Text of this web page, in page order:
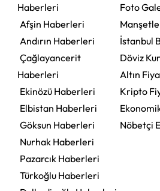
Haberleri
Afşin Haberleri
Andırın Haberleri
Çağlayancerit
Haberleri
Ekinözü Haberleri
Elbistan Haberleri
Göksun Haberleri
Nurhak Haberleri
Pazarcık Haberleri
Türkoğlu Haberleri
Foto
İstanbul
Döviz
Altın
Kripto
Nöbetçi